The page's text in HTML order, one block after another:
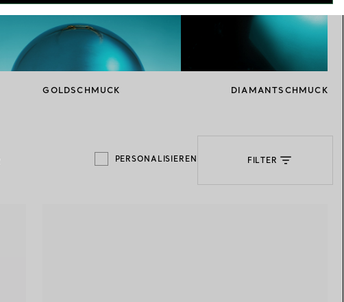
Elsa Peretti®
Tipps zur Auswahl eines
GOLDSCHMUCK DIAMANTSCHMUCK
PERSONALISIEREN FILTER